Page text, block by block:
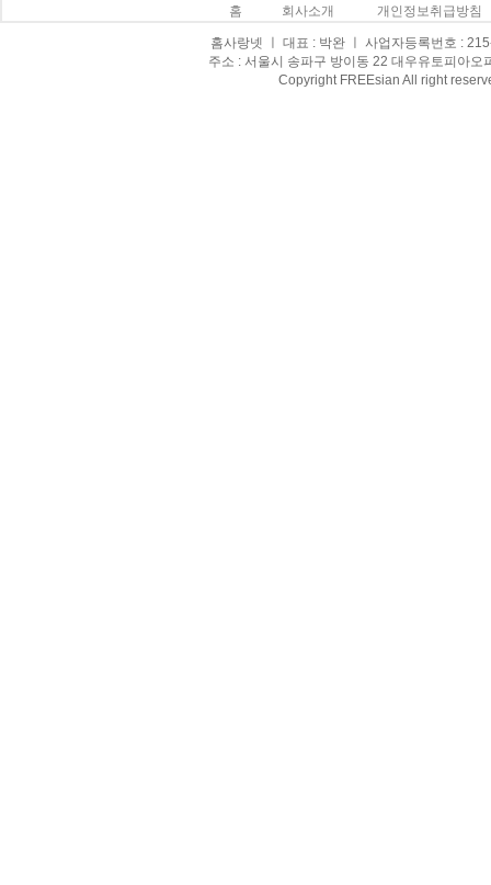
홈 회사소개 개인정보취급방침
홈사랑넷 ㅣ 대표 : 박완 ㅣ 사업자등록번호 :
주소 : 서울시 송파구 방이동 22 대우유토피아
Copyright FREEsian All right